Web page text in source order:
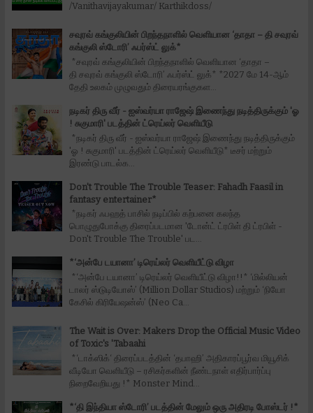
/Vanithavijayakumar/ Karthikdoss/
சவுரவ் கங்குலியின் பிறந்தநாளில் வெளியான ‘தாதா – தி சவுரவ்
கங்குலி ஸ்டோரி’ ஃபர்ஸ்ட் லுக்*
*சவுரவ் கங்குலியின் பிறந்தநாளில் வெளியான ‘தாதா –
தி சவுரவ் கங்குலி ஸ்டோரி’ ஃபர்ஸ்ட் லுக்* *2027 மே 14-ஆம்
தேதி உலகம் முழுவதும் திரையரங்குகள...
நடிகர் திரு வீர் - ஐஸ்வர்யா ராஜேஷ் இணைந்து நடித்திருக்கும் 'ஓ
! சுகுமாரி' படத்தின் ட்ரெய்லர் வெளியீடு
*நடிகர் திரு வீர் - ஐஸ்வர்யா ராஜேஷ் இணைந்து நடித்திருக்கும்
'ஓ ! சுகுமாரி' படத்தின் ட்ரெய்லர் வெளியீடு* டீசர் மற்றும்
இரண்டு பாடல்க...
Don't Trouble The Trouble Teaser: Fahadh Faasil in
fantasy entertainer*
*நடிகர் ஃபஹத் பாசில் நடிப்பில் கற்பனை கலந்த
பொழுதுபோக்கு திரைப்படமான 'டோன்ட் ட்ரபிள் தி ட்ரபிள் -
Don't Trouble The Trouble' பட...
*‘அன்பே டயானா’ டிரெய்லர் வெளியீட்டு விழா
*‘அன்பே டயானா’ டிரெய்லர் வெளியீட்டு விழா!!* ‘மில்லியன்
டாலர் ஸ்டுடியோஸ்’ (Million Dollar Studios) மற்றும் ‘நியோ
கேசில் கிரியேஷன்ஸ்’ (Neo Ca...
The Wait is Over: Makers Drop the Official Music Video
of Toxic's 'Tabaahi
*‘டாக்ஸிக்‘ திரைப்படத்தின் ‘தபாஹி’ அதிகாரப்பூர்வ மியூசிக்
வீடியோ வெளியீடு – ரசிகர்களின் நீண்டநாள் எதிர்பார்ப்பு
நிறைவேறியது !* Monster Mind...
*‘தி இந்தியா ஸ்டோரி’ படத்தின் மேலும் ஒரு அதிரடி போஸ்டர் !*